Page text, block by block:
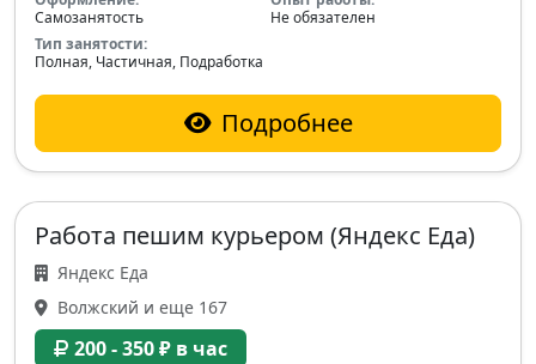
Самозанятость
Не обязателен
Тип занятости:
Полная, Частичная, Подработка
Подробнее
Работа пешим курьером (Яндекс Еда)
Яндекс Еда
Волжский и еще 167
200 - 350 ₽ в час